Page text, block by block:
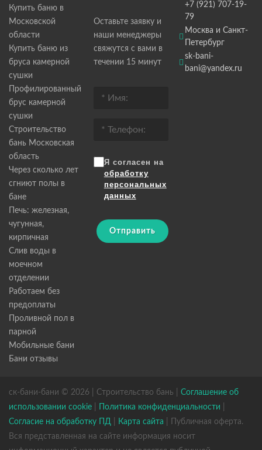
Купить баню в
Московской
области
Купить баню из
бруса камерной
сушки
Профилированный
брус камерной
сушки
Строительство
бань Московская
область
Через сколько лет
сгниют полы в
бане
Печь: железная,
чугунная,
кирпичная
Слив воды в
моечном
отделении
Работаем без
предоплаты
Проливной пол в
парной
Мобильные бани
Бани отзывы
Оставьте заявку и
наши менеджеры
свяжутся с вами в
течении 15 минут
Я согласен на
обработку
персональных
данных
Отправить
+7 (921) 707-19-
79
Москва и Санкт-
Петербург
sk-bani-
bani@yandex.ru
ск-бани-бани © 2026 | Строительство бань | Соглашение об
использовании cookie
Политика конфиденциальности
Согласие на обработку ПД
Карта сайта | Публичная оферта.
Вся представленная на сайте информация носит